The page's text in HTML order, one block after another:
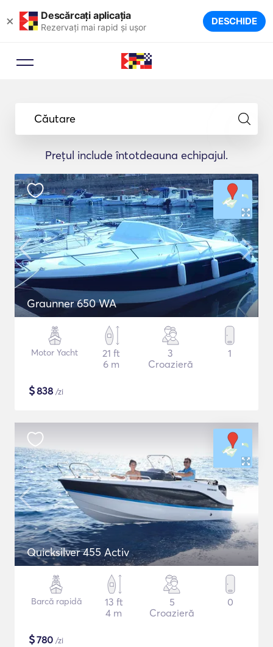
× Descărcați aplicația
Rezervați mai rapid și ușor DESCHIDE
Căutare
Prețul include întotdeauna echipajul.
Graunner 650 WA
Motor Yacht
21 ft
6 m
3
Croazieră
1
$838 /zi
Quicksilver 455 Activ
Barcă rapidă
13 ft
4 m
5
Croazieră
0
$780 /zi